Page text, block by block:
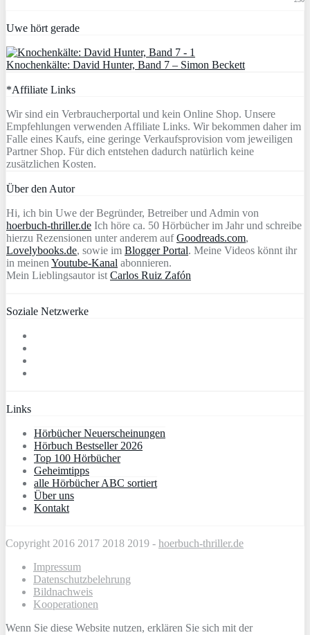
Uwe hört gerade
Knochenkälte: David Hunter, Band 7 – Simon Beckett
*Affiliate Links
Wir sind ein Verbraucherportal und kein Online Shop. Unsere
Empfehlungen verwenden Affiliate Links. Wir bekommen daher im
Falle eines Kaufs, eine geringe Verkaufsprovision vom jeweiligen
Partner Shop. Für dich entstehen dadurch natürlich keine
zusätzlichen Kosten.
Über den Autor
Hi, ich bin Uwe der Begründer, Betreiber und Admin von
hoerbuch-thriller.de Ich höre ca. 50 Hörbücher im Jahr und schreibe
hierzu Rezensionen unter anderem aufGoodreads.com,
Lovelybooks.de, sowie im Blogger Portal. Meine Videos könnt ihr
in meinen Youtube-Kanal abonnieren.
Mein Lieblingsautor ist Carlos Ruiz Zafón
Soziale Netzwerke
Links
Hörbücher Neuerscheinungen
Hörbuch Bestseller 2026
Top 100 Hörbücher
Geheimtipps
alle Hörbücher ABC sortiert
Über uns
Kontakt
Copyright 2016 2017 2018 2019 - hoerbuch-thriller.de
Impressum
Datenschutzbelehrung
Bildnachweis
Kooperationen
Wenn Sie diese Website nutzen, erklären Sie sich mit der